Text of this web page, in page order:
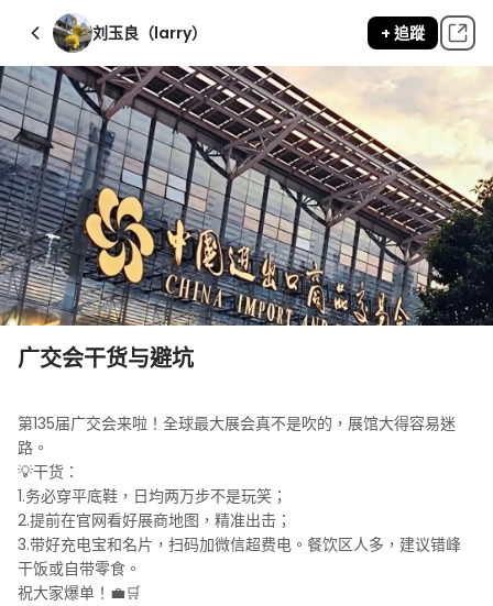
刘玉良（larry） + 追蹤
广交会干货与避坑
第135届广交会来啦！全球最大展会真不是吹的，展馆大得容易迷
路。
💡干货：
1.务必穿平底鞋，日均两万步不是玩笑；
2.提前在官网看好展商地图，精准出击；
3.带好充电宝和名片，扫码加微信超费电。餐饮区人多，建议错峰
干饭或自带零食。
祝大家爆单！💼🛒